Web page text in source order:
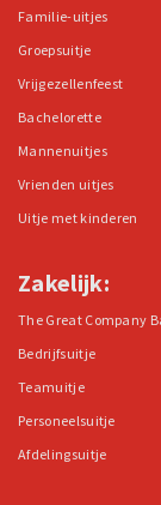
Familie-uitjes
Groepsuitje
Vrijgezellenfeest
Bachelorette
Mannenuitjes
Vrienden uitjes
Uitje met kinderen
Zakelijk:
The Great Company
Bedrijfsuitje
Teamuitje
Personeelsuitje
Afdelingsuitje